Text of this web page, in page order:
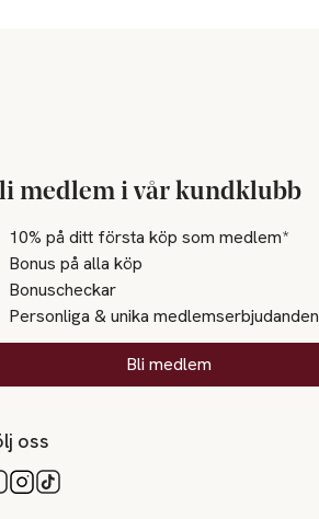
medlem i vår kundklubb
10% på ditt första köp som medlem*
Bonus på alla köp
Bonuscheckar
Personliga & unika medlemserbjudanden
Bli medlem
oss